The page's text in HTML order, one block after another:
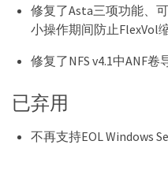
修复了Asta三项功能、
小操作期间防止FlexVol缩
修复了NFS v4.1中ANF卷
已弃用
不再支持EOL Windows